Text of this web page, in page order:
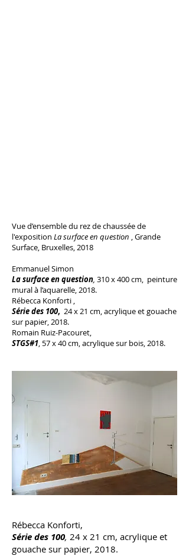
Vue d’ensemble du rez de chaussée de
l'exposition La surface en question , Grande
Surface, Bruxelles, 2018
Emmanuel Simon
La surface en question, 310 x 400 cm, peinture
mural à l’aquarelle, 2018.
Rébecca Konforti ,
Série des 100, 24 x 21 cm, acrylique et gouache
sur papier, 2018.
Romain Ruiz-Pacouret,
STGS#1, 57 x 40 cm, acrylique sur bois, 2018.​
Rébecca Konforti,
Série des 100, 24 x 21 cm, acrylique et
gouache sur papier, 2018.